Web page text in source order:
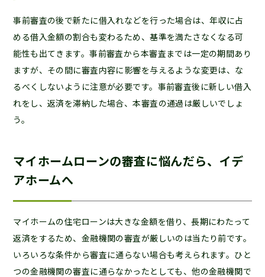
事前審査の後で新たに借入れなどを行った場合は、年収に占
める借入金額の割合も変わるため、基準を満たさなくなる可
能性も出てきます。事前審査から本審査までは一定の期間あり
ますが、その間に審査内容に影響を与えるような変更は、な
るべくしないように注意が必要です。事前審査後に新しい借入
れをし、返済を滞納した場合、本審査の通過は厳しいでしょ
う。
マイホームローンの審査に悩んだら、イデ
アホームへ
マイホームの住宅ローンは大きな金額を借り、長期にわたって
返済をするため、金融機関の審査が厳しいのは当たり前です。
いろいろな条件から審査に通らない場合も考えられます。ひと
つの金融機関の審査に通らなかったとしても、他の金融機関で